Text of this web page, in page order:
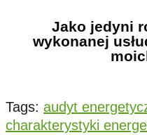
Jako jedyni
wykonanej
Tags: audyt
charakterystyki